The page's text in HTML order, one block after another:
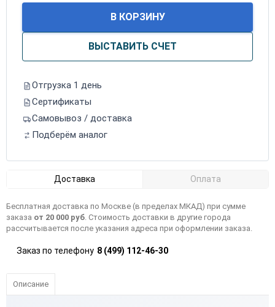
В КОРЗИНУ
ВЫСТАВИТЬ СЧЕТ
Отгрузка 1 день
Сертификаты
Самовывоз / доставка
Подберём аналог
Доставка Оплата
Бесплатная доставка по Москве (в пределах МКАД) при сумме
заказа от 20 000 руб. Стоимость доставки в другие города
рассчитывается после указания адреса при оформлении заказа.
Заказ по телефону 8 (499) 112-46-30
Описание